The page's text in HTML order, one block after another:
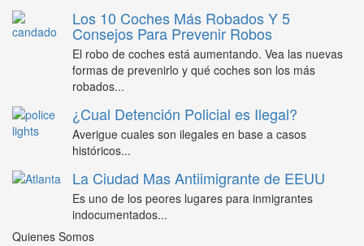
Los 10 Coches Más Robados Y 5
Consejos Para Prevenir Robos
El robo de coches está aumentando. Vea las nuevas
formas de prevenirlo y qué coches son los más
robados...
¿Cual Detención Policial es Ilegal?
Averigue cuales son ilegales en base a casos
históricos...
La Ciudad Mas Antiimigrante de EEUU
Es uno de los peores lugares para inmigrantes
indocumentados...
Quienes Somos